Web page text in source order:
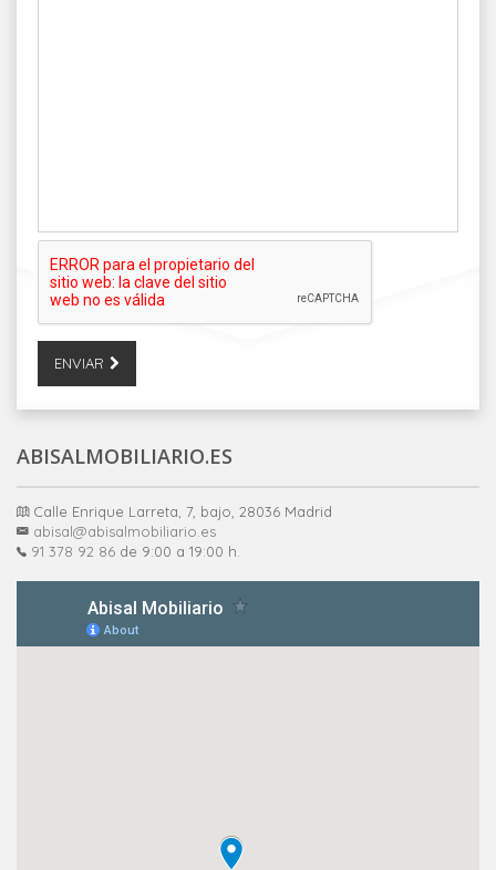
ENVIAR
ABISALMOBILIARIO.ES
Calle Enrique Larreta, 7, bajo, 28036 Madrid
abisal@abisalmobiliario.es
91 378 92 86 de 9:00 a 19:00 h.